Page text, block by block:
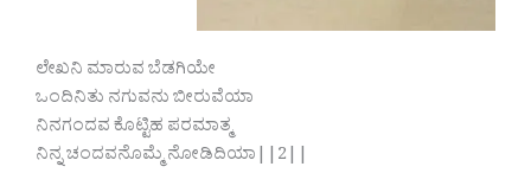
ಲೇಖನಿ ಮಾರುವ ಬೆಡಗಿಯೇ
ಒಂದಿನಿತು ನಗುವನು ಬೀರುವೆಯಾ
ನಿನಗಂದವ ಕೊಟ್ಟಿಹ ಪರಮಾತ್ಮ
ನಿನ್ನ ಚಂದವನೊಮ್ಮೆ ನೋಡಿದಿಯಾ||2||